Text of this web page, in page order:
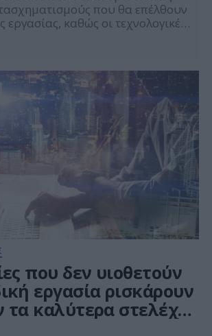
που θα επέλθουν
εργασίας, καθώς οι τεχνολογικές
του 2024 ορισμένοι
Μέσα Μαζικής Ενημέρωσης
και περισσότερο την […]
που δεν υιοθετούν
εργασία ρισκάρουν
τα καλύτερα στελέχη